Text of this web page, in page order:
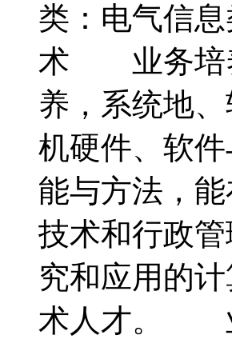
类：电气信
术 业务培养
养，系统地
机硬件、软
能与方法，
技术和行政
究和应用的
术人才。 业